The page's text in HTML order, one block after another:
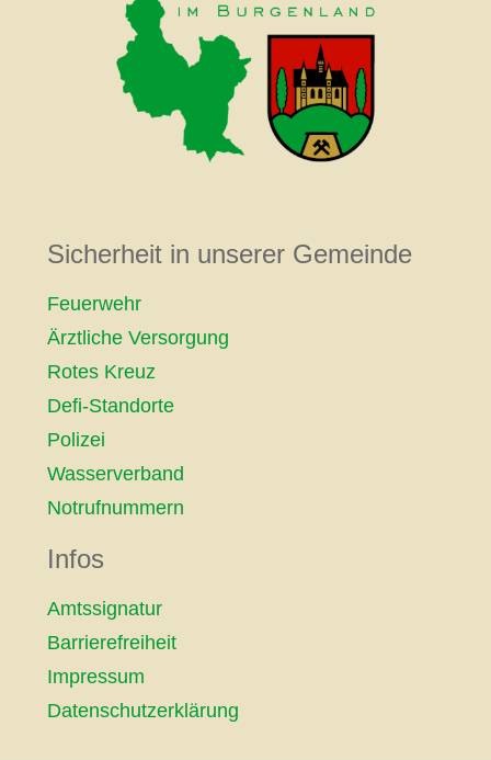
Sicherheit in unserer Gemeinde
Feuerwehr
Ärztliche Versorgung
Rotes Kreuz
Defi-Standorte
Polizei
Wasserverband
Notrufnummern
Infos
Amtssignatur
Barrierefreiheit
Impressum
Datenschutzerklärung